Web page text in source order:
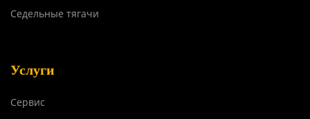
Седельные тягачи
Услуги
Сервис